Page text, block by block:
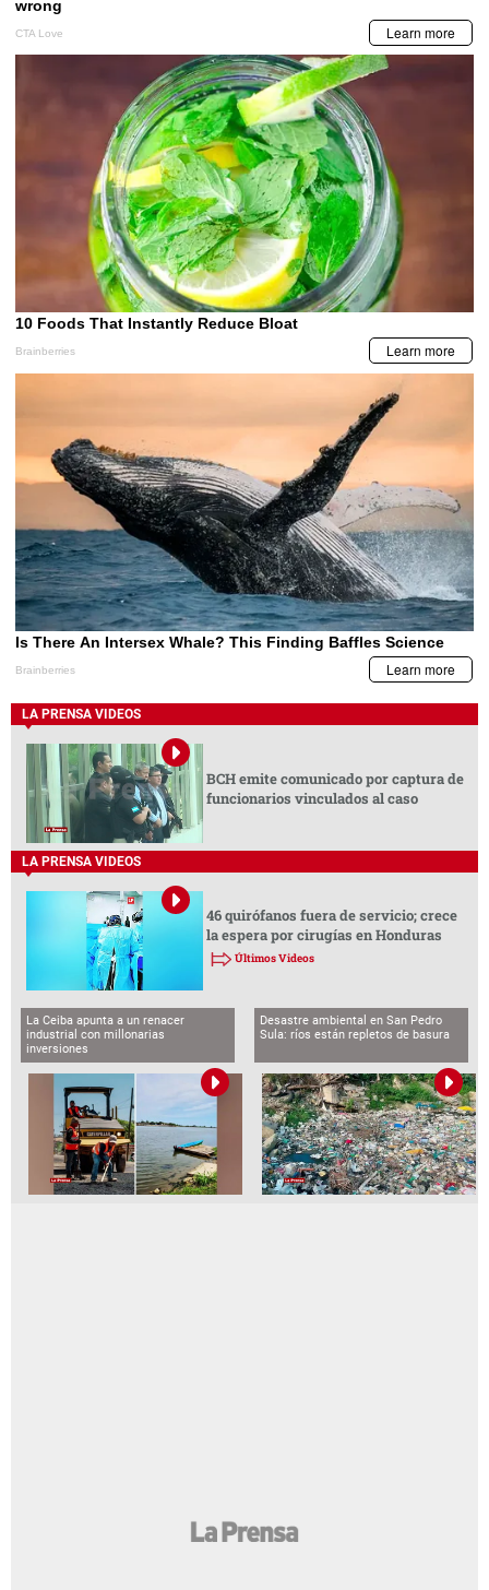
LA PRENSA VIDEOS
BCH emite comunicado por captura de
funcionarios vinculados al caso
LA PRENSA VIDEOS
46 quirófanos fuera de servicio; crece
la espera por cirugías en Honduras
Últimos Videos
La Ceiba apunta a un renacer
industrial con millonarias
inversiones
Desastre ambiental en San Pedro
Sula: ríos están repletos de basura